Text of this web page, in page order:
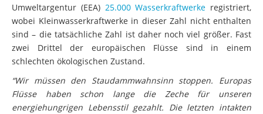
Umweltargentur (EEA) 25.000 Wasserkraftwerke registriert,
wobei Kleinwasserkraftwerke in dieser Zahl nicht enthalten
sind – die tatsächliche Zahl ist daher noch viel größer. Fast
zwei Drittel der europäischen Flüsse sind in einem
schlechten ökologischen Zustand.
“Wir müssen den Staudammwahnsinn stoppen. Europas
Flüsse haben schon lange die Zeche für unseren
energiehungrigen Lebensstil gezahlt. Die letzten intakten